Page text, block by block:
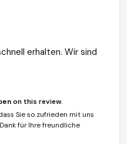
erhalten. Wir sind
on this review.
Sie so zufrieden mit uns
für Ihre freundliche